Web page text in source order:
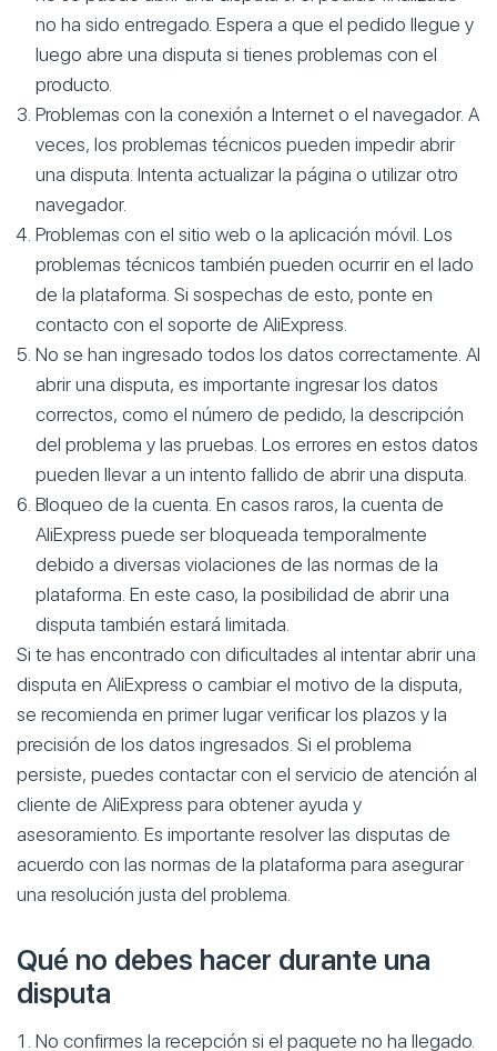
no ha sido entregado. Espera a que el pedido llegue y
luego abre una disputa si tienes problemas con el
producto.
Problemas con la conexión a Internet o el navegador. A
veces, los problemas técnicos pueden impedir abrir
una disputa. Intenta actualizar la página o utilizar otro
navegador.
Problemas con el sitio web o la aplicación móvil. Los
problemas técnicos también pueden ocurrir en el lado
de la plataforma. Si sospechas de esto, ponte en
contacto con el soporte de AliExpress.
No se han ingresado todos los datos correctamente. Al
abrir una disputa, es importante ingresar los datos
correctos, como el número de pedido, la descripción
del problema y las pruebas. Los errores en estos datos
pueden llevar a un intento fallido de abrir una disputa.
Bloqueo de la cuenta. En casos raros, la cuenta de
AliExpress puede ser bloqueada temporalmente
debido a diversas violaciones de las normas de la
plataforma. En este caso, la posibilidad de abrir una
disputa también estará limitada.
Si te has encontrado con dificultades al intentar abrir una
disputa en AliExpress o cambiar el motivo de la disputa,
se recomienda en primer lugar verificar los plazos y la
precisión de los datos ingresados. Si el problema
persiste, puedes contactar con el servicio de atención al
cliente de AliExpress para obtener ayuda y
asesoramiento. Es importante resolver las disputas de
acuerdo con las normas de la plataforma para asegurar
una resolución justa del problema.
Qué no debes hacer durante una
disputa
No confirmes la recepción si el paquete no ha llegado.